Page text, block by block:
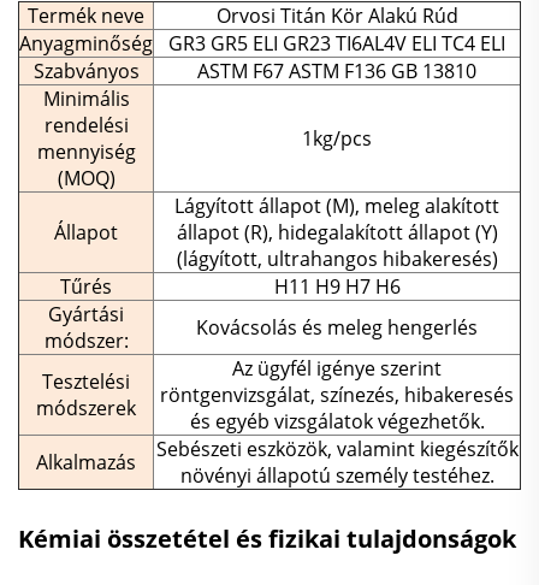
Termék neve
Orvosi Titán Kör Alakú Rúd
Anyagminőség
GR3 GR5 ELI GR23 TI6AL4V ELI TC4 ELI
Szabványos
ASTM F67 ASTM F136 GB 13810
Minimális
rendelési
mennyiség
(MOQ)
1kg/pcs
Állapot
Lágyított állapot (M), meleg alakított
állapot (R), hidegalakított állapot (Y)
(lágyított, ultrahangos hibakeresés)
Tűrés
H11 H9 H7 H6
Gyártási
módszer:
Kovácsolás és meleg hengerlés
Tesztelési
módszerek
Az ügyfél igénye szerint
röntgenvizsgálat, színezés, hibakeresés
és egyéb vizsgálatok végezhetők.
Alkalmazás
Sebészeti eszközök, valamint kiegészítők
növényi állapotú személy testéhez.
Kémiai összetétel és fizikai tulajdonságok